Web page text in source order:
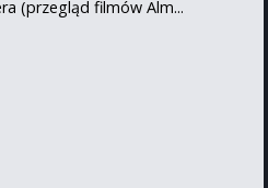
(przegląd filmów Alm...